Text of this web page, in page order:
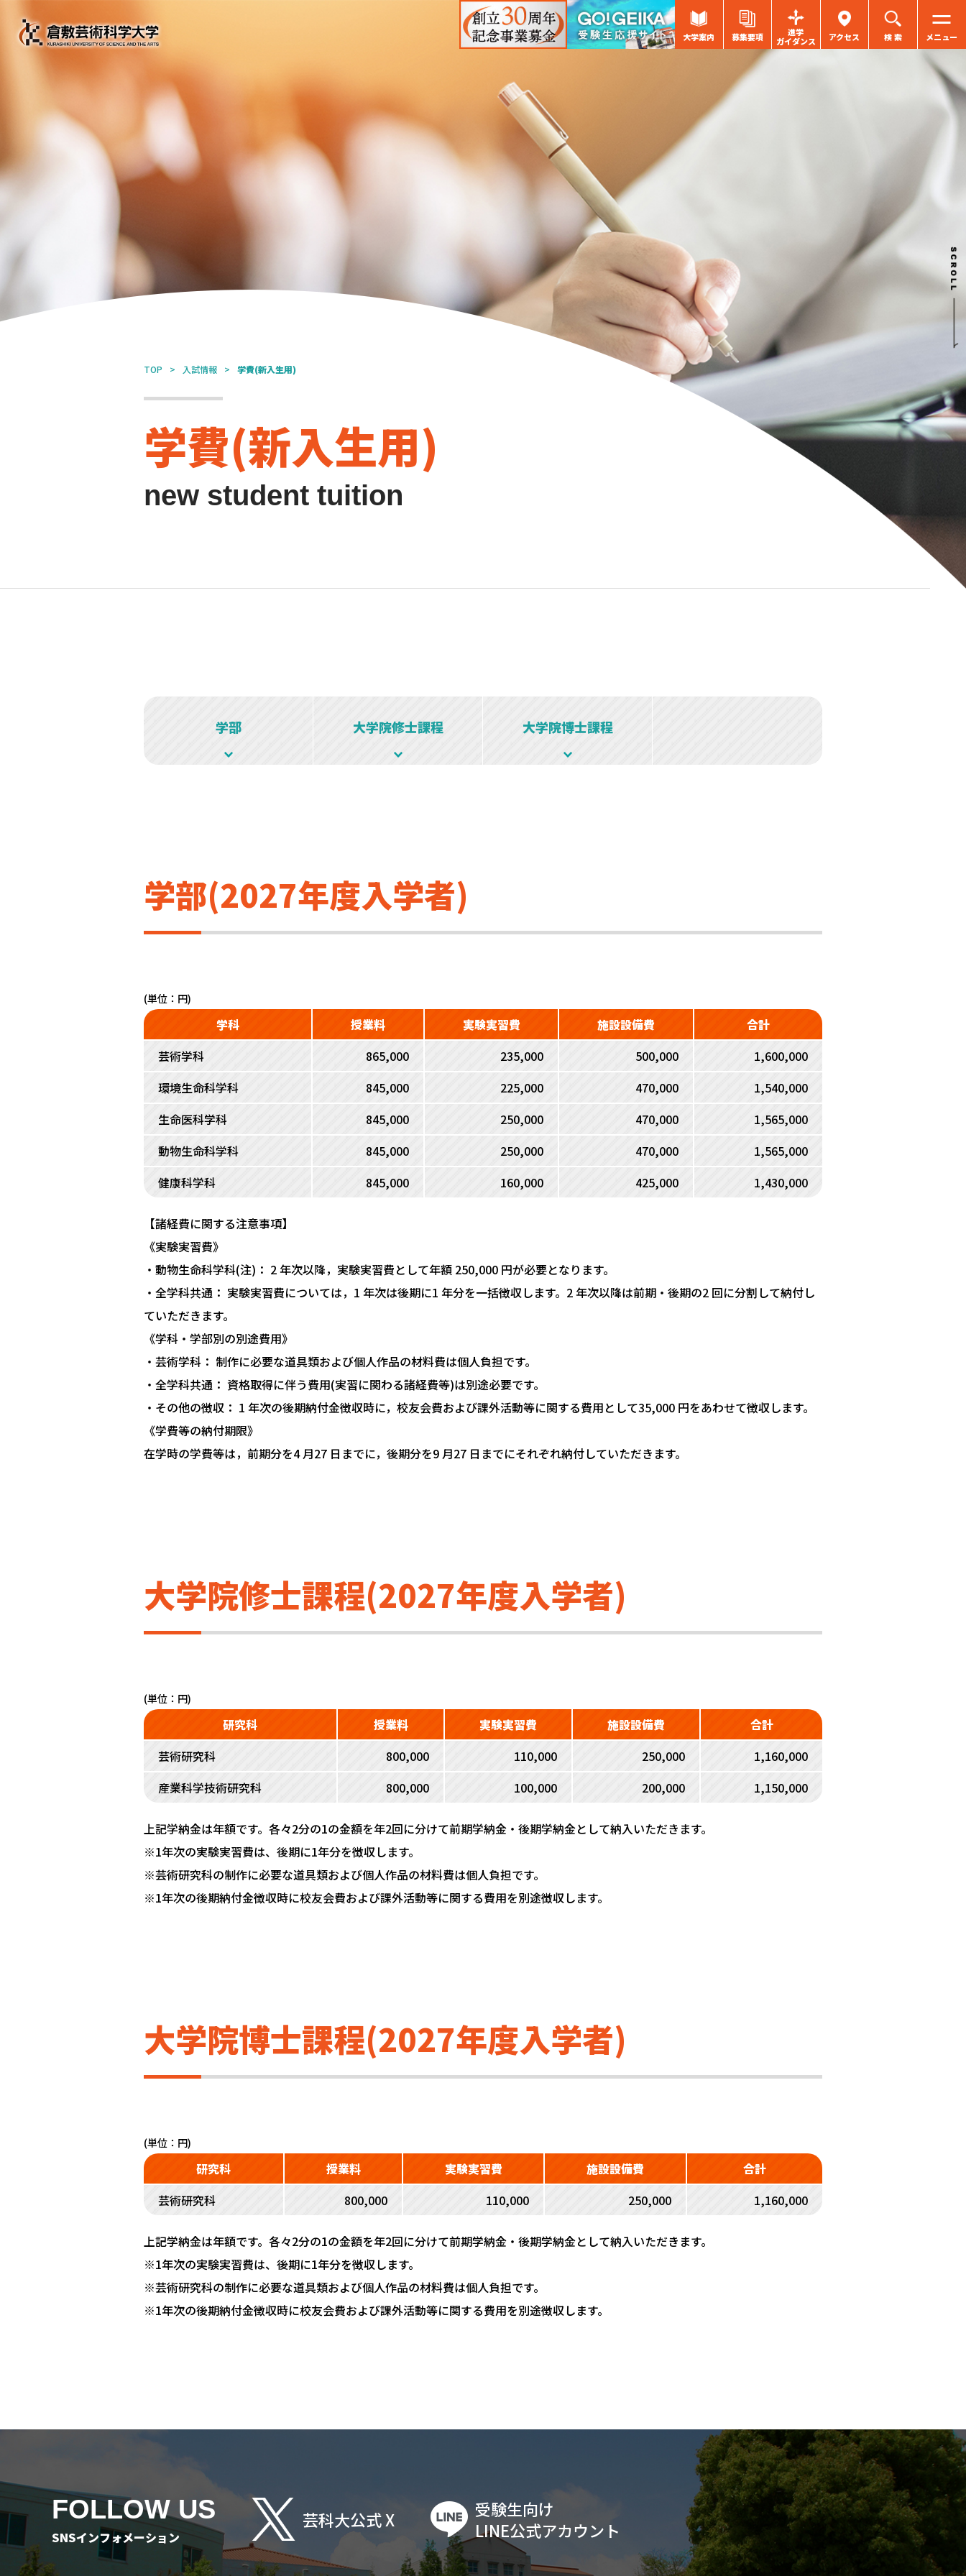
大学案内 募集要項
進学
ガイダンス
アクセス 検 索 メニュー
TOP 入試情報 学費(新入生用)
学費(新入生用)
new student tuition
学部 大学院修士課程 大学院博士課程
学部(2027年度入学者)
(単位：円)
学科 授業料 実験実習費 施設設備費
合計
芸術学科
865,000 235,000 500,000
1,600,000
環境生命科学科
845,000 225,000 470,000
1,540,000
生命医科学科
845,000 250,000 470,000
1,565,000
動物生命科学科
845,000 250,000 470,000
1,565,000
健康科学科
845,000 160,000 425,000 1,430,000
【諸経費に関する注意事項】
《実験実習費》
・動物生命科学科(注)： 2 年次以降，実験実習費として年額 250,000 円が必要となります。
・全学科共通： 実験実習費については，1 年次は後期に1 年分を一括徴収します。2 年次以降は前期・後期の2 回に分割して納付し
ていただきます。
《学科・学部別の別途費用》
・芸術学科： 制作に必要な道具類および個人作品の材料費は個人負担です。
・全学科共通： 資格取得に伴う費用(実習に関わる諸経費等)は別途必要です。
・その他の徴収： 1 年次の後期納付金徴収時に，校友会費および課外活動等に関する費用として35,000 円をあわせて徴収します。
《学費等の納付期限》
在学時の学費等は，前期分を4 月27 日までに，後期分を9 月27 日までにそれぞれ納付していただきます。
大学院修士課程(2027年度入学者)
(単位：円)
研究科 授業料 実験実習費 施設設備費
合計
芸術研究科
800,000 110,000 250,000
1,160,000
産業科学技術研究科
800,000 100,000 200,000 1,150,000
上記学納金は年額です。各々2分の1の金額を年2回に分けて前期学納金・後期学納金として納入いただきます。
※1年次の実験実習費は、後期に1年分を徴収します。
※芸術研究科の制作に必要な道具類および個人作品の材料費は個人負担です。
※1年次の後期納付金徴収時に校友会費および課外活動等に関する費用を別途徴収します。
大学院博士課程(2027年度入学者)
(単位：円)
研究科 授業料 実験実習費 施設設備費
合計
芸術研究科
800,000 110,000 250,000 1,160,000
上記学納金は年額です。各々2分の1の金額を年2回に分けて前期学納金・後期学納金として納入いただきます。
※1年次の実験実習費は、後期に1年分を徴収します。
※芸術研究科の制作に必要な道具類および個人作品の材料費は個人負担です。
※1年次の後期納付金徴収時に校友会費および課外活動等に関する費用を別途徴収します。
FOLLOW US
SNSインフォメーション
芸科大公式 X
受験生向け
LINE公式アカウント